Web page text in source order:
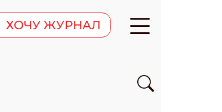
ХОЧУ ЖУРНАЛ